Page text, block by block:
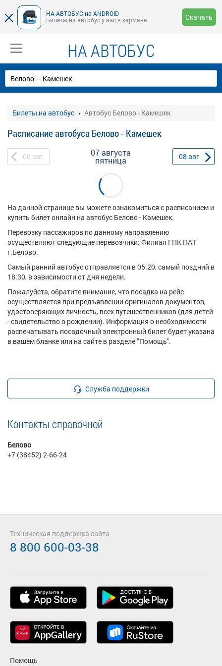
НА-АВТОБУС на ANDROID
Билеты на автобус у вас в кармане
Скачать
НА АВТОБУС
Билеты на автобус Автобус Белово - Камешек
Расписание автобуса Белово - Камешек
06 авг 07 августа
пятница 08 авг
На данной странице вы можете ознакомиться с расписанием и
купить билет онлайн на автобус Белово - Камешек.
Перевозку пассажиров по данному направлению
осуществляют следующие перевозчики: Филиал ГПК ПАТ
г.Белово.
Самый ранний автобус отправляется в 05:20, самый поздний в
18:30, в зависимости от дня недели.
Пожалуйста, обратите внимание, что посадка на рейс
осуществляется при предъявлении оригиналов документов,
удостоверяющих личность, всех путешественников (для детей
- свидетельство о рождении). Информация о необходимости
распечатывать посадочный электронный билет будет указана
в вашем бланке или на сайте в разделе "Помощь".
Служба поддержки
Контакты справочной
Белово
+7 (38452) 2-66-24
Помощь
Техническая поддержка сайта
8 800 600-03-38